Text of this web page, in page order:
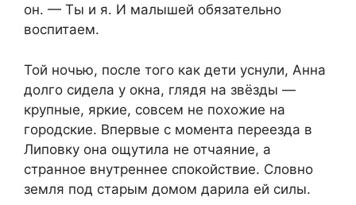
он. — Ты и я. И малышей обязательно
воспитаем.
Той ночью, после того как дети уснули, Анна
долго сидела у окна, глядя на звёзды —
крупные, яркие, совсем не похожие на
городские. Впервые с момента переезда в
Липовку она ощутила не отчаяние, а
странное внутреннее спокойствие. Словно
земля под старым домом дарила ей силы.